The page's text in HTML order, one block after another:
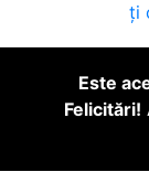
ți
Este
Felicitări!